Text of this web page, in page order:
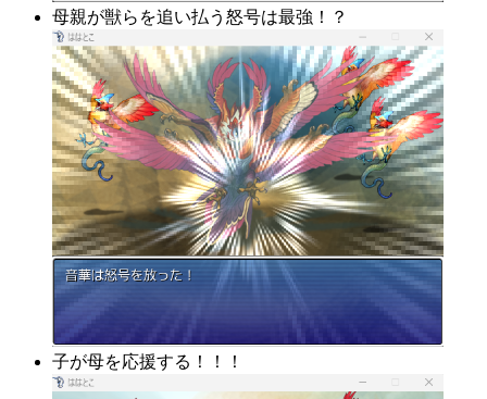
母親が獣らを追い払う怒号は最強！？
子が母を応援する！！！